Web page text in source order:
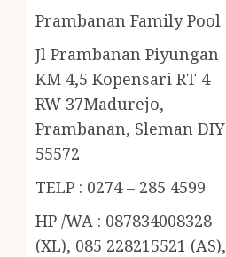
Prambanan Family Pool
Jl Prambanan Piyungan
KM 4,5 Kopensari RT 4
RW 37Madurejo,
Prambanan, Sleman DIY
55572
TELP : 0274 – 285 4599
HP /WA : 087834008328
(XL), 085 228215521 (AS),